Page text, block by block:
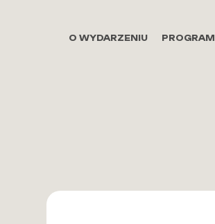
O WYDARZENIU PROGRAM
Zaloguj się